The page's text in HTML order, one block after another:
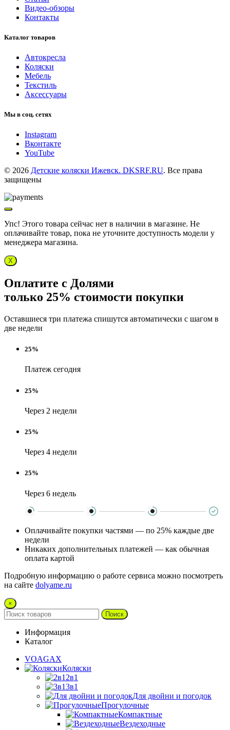
Видео-обзоры
Контакты
Каталог товаров
Автокресла
Коляски
Мебель
Текстиль
Аксессуары
Мы в соц. сетях
Instagram
Вконтакте
YouTube
© 2026 Детские коляски Ижевск. DKSRF.RU. Все права
защищены
Упс! Этого товара сейчас нет в наличии в магазине. Не
оплачивайте товар, пока не уточните доступность модели у
менеджера магазина.
X
Оплатите с Долями
только 25% стоимости покупки
Оставшиеся три платежа спишутся автоматически с шагом в
две недели
25%
Платеж сегодня
25%
Через 2 недели
25%
Через 4 недели
25%
Через 6 недель
Оплачивайте покупки частями — по 25% каждые две
недели
Никаких дополнительных платежей — как обычная
оплата картой
Подробную информацию о работе сервиса можно посмотреть
на сайте dolyame.ru
×
Поиск
Информация
Каталог
VOAGAX
Коляски
2в1
3в1
Для двойни и погодок
Прогулочные
Компактные
Вездеходные